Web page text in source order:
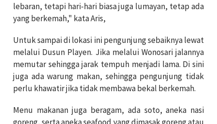
lebaran, tetapi hari-hari biasa juga lumayan, tetap ada
yang berkemah," kata Aris,
Untuk sampai di lokasi ini pengunjung sebaiknya lewat
melalui Dusun Playen. Jika melalui Wonosari jalannya
memutar sehingga jarak tempuh menjadi lama. Di sini
juga ada warung makan, sehingga pengunjung tidak
perlu khawatir jika tidak membawa bekal berkemah.
Menu makanan juga beragam, ada soto, aneka nasi
goreng, serta aneka seafood yang dimasak goreng atau